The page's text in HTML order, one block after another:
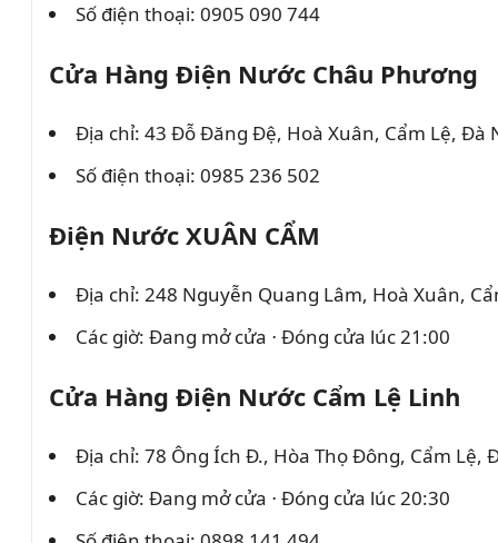
Số điện thoại: 0905 090 744
Cửa Hàng Điện Nước Châu Phương
Địa chỉ: 43 Đỗ Đăng Đệ, Hoà Xuân, Cẩm Lệ, Đà
Số điện thoại: 0985 236 502
Điện Nước XUÂN CẨM
Địa chỉ: 248 Nguyễn Quang Lâm, Hoà Xuân,
Các giờ: Đang mở cửa ⋅ Đóng cửa lúc 21:00
Cửa Hàng Điện Nước Cẩm Lệ Linh
Địa chỉ: 78 Ông Ích Đ., Hòa Thọ Đông, Cẩm Lệ,
Các giờ: Đang mở cửa ⋅ Đóng cửa lúc 20:30